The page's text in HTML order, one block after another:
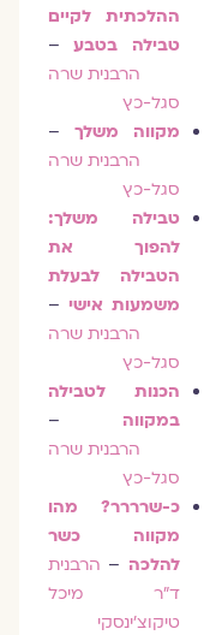
ההלכתית לקיים
טבילה בטבע–
הרבנית שרה
סגל-כץ
מקווה משלך–
הרבנית שרה
סגל-כץ
טבילה משלך:
להפוך את
הטבילה לבעלת
משמעות אישי–
הרבנית שרה
סגל-כץ
הכנות לטבילה
במקווה–
הרבנית שרה
סגל-כץ
כ-שרררר? מהו
מקווה כשר
להלכה–הרבנית
ד"ר מיכל
טיקוצ'ינסקי